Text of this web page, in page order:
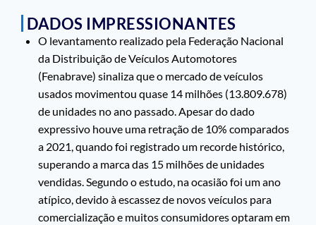
DADOS IMPRESSIONANTES
O levantamento realizado pela Federação Nacional
da Distribuição de Veículos Automotores
(Fenabrave) sinaliza que o mercado de veículos
usados movimentou quase 14 milhões (13.809.678)
de unidades no ano passado. Apesar do dado
expressivo houve uma retração de 10% comparados
a 2021, quando foi registrado um recorde histórico,
superando a marca das 15 milhões de unidades
vendidas. Segundo o estudo, na ocasião foi um ano
atípico, devido à escassez de novos veículos para
comercialização e muitos consumidores optaram em